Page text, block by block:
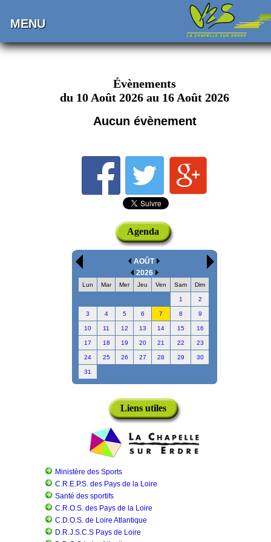
MENU
Évènements
du 10 Août 2026 au 16 Août 2026
Aucun évènement
Agenda
AOÛT
2026
Lun Mar Mer Jeu Ven Sam Dim
1 2
3 4 5 6 7 8 9
10 11 12 13 14 15 16
17 18 19 20 21 22 23
24 25 26 27 28 29 30
31
Liens utiles
Ministère des Sports
C.R.E.P.S. des Pays de la Loire
Santé des sportifs
C.R.O.S. des Pays de la Loire
C.D.O.S. de Loire Atlantique
D.R.J.S.C.S Pays de Loire